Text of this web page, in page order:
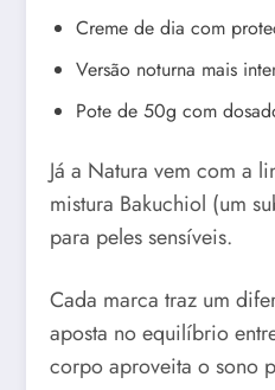
Creme de dia com
Versão noturna mais
Pote de 50g com
Já a Natura vem com a
mistura Bakuchiol (um
para peles sensíveis.
Cada marca traz um
aposta no equilíbrio
corpo aproveita o sono